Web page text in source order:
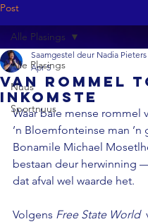
Post
Alle Plasings
Nuus
Sportnuus
Alle Plasings
Van rommel
inkomste
Saamgestel deur Nadia Pieters
Apr 5
Waar baie mense rommel
’n Bloemfonteinse man
Bonamile Michael
bestaan deur herwinning
dat afval wel waarde het.
Volgens Free State World